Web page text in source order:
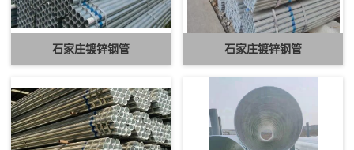
石家庄镀锌钢管 石家庄镀锌钢管